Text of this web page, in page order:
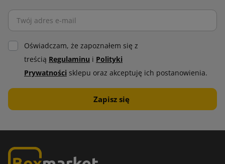
Oświadczam, że zapoznałem się z
treścią Regulaminu i Polityki
Prywatności sklepu oraz akceptuję ich postanowienia.